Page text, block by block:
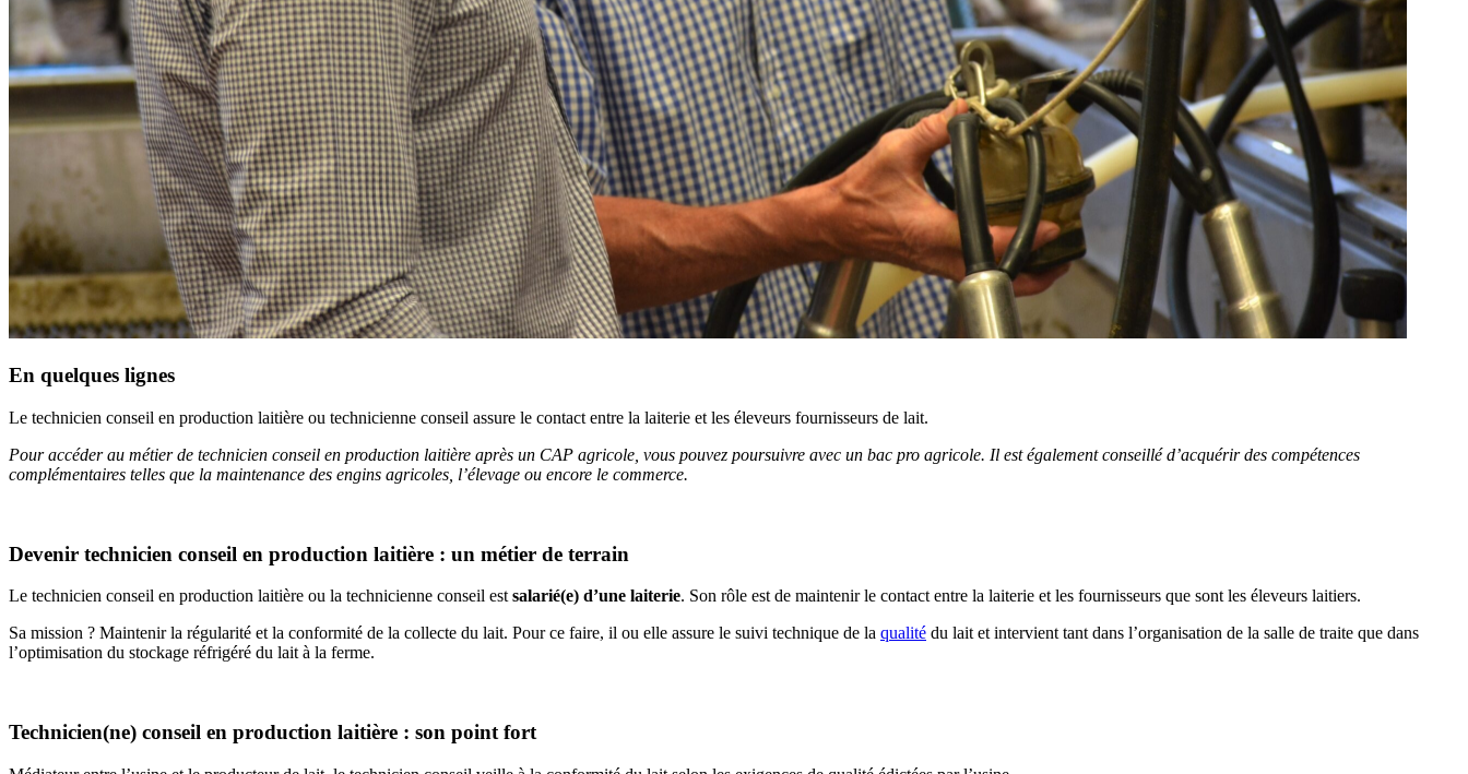
En quelques lignes
Le technicien conseil en production laitière ou technicienne conseil assure le contact entre la laiterie et les éleveurs fournisseurs de lait.
Pour accéder au métier de technicien conseil en production laitière après un CAP agricole, vous pouvez poursuivre avec un bac pro agricole. Il est également conseillé d’acquérir des compétences
complémentaires telles que la maintenance des engins agricoles, l’élevage ou encore le commerce.
Devenir technicien conseil en production laitière : un métier de terrain
Le technicien conseil en production laitière ou la technicienne conseil est salarié(e) d’une laiterie. Son rôle est de maintenir le contact entre la laiterie et les fournisseurs que sont les éleveurs laitiers.
Sa mission ? Maintenir la régularité et la conformité de la collecte du lait. Pour ce faire, il ou elle assure le suivi technique de la qualité du lait et intervient tant dans l’organisation de la salle de traite que dans
l’optimisation du stockage réfrigéré du lait à la ferme.
Technicien(ne) conseil en production laitière : son point fort